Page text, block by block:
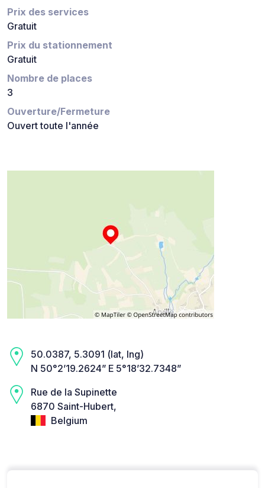
Prix des services
Gratuit
Prix du stationnement
Gratuit
Nombre de places
3
Ouverture/Fermeture
Ouvert toute l'année
50.0387, 5.3091 (lat, lng)
N 50°2’19.2624” E 5°18’32.7348”
Rue de la Supinette
6870 Saint-Hubert,
Belgium